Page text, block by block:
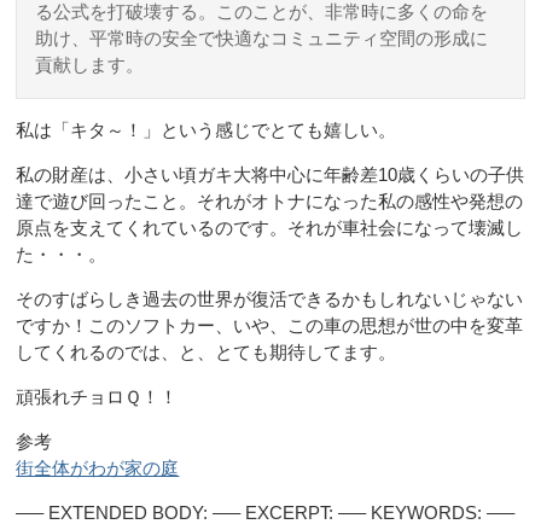
る公式を打破壊する。このことが、非常時に多くの命を
助け、平常時の安全で快適なコミュニティ空間の形成に
貢献します。
私は「キタ～！」という感じでとても嬉しい。
私の財産は、小さい頃ガキ大将中心に年齢差10歳くらいの子供
達で遊び回ったこと。それがオトナになった私の感性や発想の
原点を支えてくれているのです。それが車社会になって壊滅し
た・・・。
そのすばらしき過去の世界が復活できるかもしれないじゃない
ですか！このソフトカー、いや、この車の思想が世の中を変革
してくれるのでは、と、とても期待してます。
頑張れチョロＱ！！
参考
街全体がわが家の庭
—– EXTENDED BODY: —– EXCERPT: —– KEYWORDS: —–